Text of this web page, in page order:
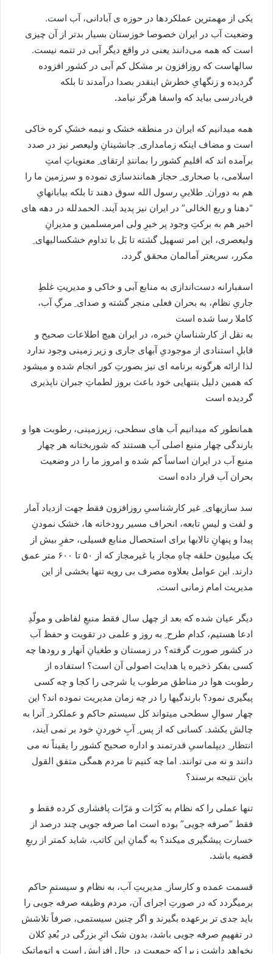
یکی از مهمترین عملکردها در حوزه ی آبادانی، آب است.
وضعیت آب در ایران خصوصا خوزستان بسیار بدتر از آن چیزی
است که همه می‌دانند یعنی در واقع دیگر آبی در تتمه نیست.
سالهاست که روزافزون بر مشکل کم آبی در کشور افزوده
گردیده و زنگهایِ خطرش اینقدر بصدا درآمدند تا بلکه
فریادرسی بیاید که واسفا هرگز نیامد.
همه میدانیم که ایران در منطقه خشک و نیمه خشکِ کره خاکی
است و مضاف اینکه زمامداری ِ جانشینانِ ولیعصر نیز در صدد
برآمده اند که اقلیمِ کشور را بمانندِ ارتقای ِ معنویاتِ امتِ
اسلامی، با صحاری ِ حجاز همانندسازی نموده و سرزمین ما را
هم به دوران ِ طلاییِ رسول الله سوق دهند تا بلکه بیابانهایِ
“دهنا و ربع الخالی” در ایران نیز پدید آیند. الحمدلله در دهه های
اخیر هم به برکتِ وجود پر خیرِ ولی امرمسلمین و مدیرانِ
ولیعصری، این امر تسهیل گشته تا بَل با تداوم خشکسالیهای ِ
مکرر، سریعتر آمالمان محقق گردد.
اسفبارانه دست‌اندازی به منابع آبی و خاکی و مدیریتِ غلطِ
جاریِ نظام، به بحران فعلی منجر گشته و صدای ِ مرگِ آب،
کاملا رسا شده است
به نقل از کارشناسانِ خبره، در ایران هیچ اطلاعات صحیح و
قابلِ استنادی از موجودیِ آبهای جاری و زیر زمینی وجود ندارد
لذا ارائه هرگونه برنامه ای نیز بصورتِ کور انجام شده و میشود
که همین دلیل بتنهایی خود باعث بروز لطماتِ جبران ناپذیری
گردیده است
همانطور که میدانیم آب های سطحی، زیرزمینی، رطوبت هوا و
بارندگی چهار منبع اصلی آب هستند که شوربختانه هر چهار
منبع آب در ایران اساساً کم شده و امروز ما را در وضعیت
بحران آب قرار داده است
سد سازیهای ِ غیر کارشناسیِ روزافزون فقط جهت ازدیاد آمار
و لفت و لیسِ تابعه، انحراف مسیر رودخانه ها، خشک نمودنِ
پیدا و پنهانِ تالابها برای استحصال منابع فسیلی، حفرِ بیش از
یک میلیون حلقه چاهِ مجاز یا غیرمجاز که از ۵۰ تا ۶۰۰ متر عمق
دارند. این عوامل بعلاوه مصرف بی رویه تنها بخشی از این
مدیریت امام زمانی است.
دیگر عیان شده که بعد از چهل سال فقط منبعِ لفاظی و مولّدِ
ادعا هستیم، کدام طرح ِ به روز و علمی در تقویت و حفظ آب
در کشور صورت گرفته؟ در زمستان و طغیانِ اَنهار و رودها چه
کسی بفکر ذخیره یا هدایت اصولی آن است؟ استفاده از
رطوبت هوا در مناطق مرطوب یا شرجی را کجا و چه کسی
پیگیری نمود؟ بارندگیها را در چه زمان مدیریت نموده اند؟ این
چهار سوالِ سطحی میتواند کل سیستم حاکم و عملکرد ِ آنرا به
چالش بکشد. کسانی که از پس ِ آبِ خوردنِ خود بر نمی آیند،
انتظار ِ دیپلماسیِ قدرتمند و اداره صحیح کشور را یقیناً نه می
دانند و نه می توانند. اما چه کنیم تا مردم همگی متفق القول
باین نتیجه برسند؟
تنها عملی را که نظام به کَرّات و مَرّات پافشاری کرده فقط و
فقط “صرفه جویی” بوده است اما صرفه جویی چند درصد از
خسارت پیشگیری میکند؟ به گمانِ این کاتب، شاید کمتر از ربعِ
قضیه باشد.
قسمت عمده و کارساز ِ مدیریتِ آب، به نظام و سیستمِ حاکم
برمیگردد که در صورتِ اجرای آن، مردم وظیفه صرفه جویی را
باید جدی تر برعهده بگیرند و اگر چنین سیستمی، صرفاً تلاشش
در تفهیمِ صرفه جویی باشد، بدون شک اثرِ بزرگی در بُعدِ کلان
نخواهد داشت زیرا که جمعیت در حالِ افزایش است و اتوماتیک